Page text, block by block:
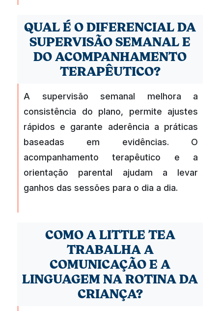
QUAL É O DIFERENCIAL DA
SUPERVISÃO SEMANAL E
DO ACOMPANHAMENTO
TERAPÊUTICO?
A supervisão semanal melhora a
consistência do plano, permite ajustes
rápidos e garante aderência a práticas
baseadas em evidências. O
acompanhamento terapêutico e a
orientação parental ajudam a levar
ganhos das sessões para o dia a dia.
COMO A LITTLE TEA
TRABALHA A
COMUNICAÇÃO E A
LINGUAGEM NA ROTINA DA
CRIANÇA?